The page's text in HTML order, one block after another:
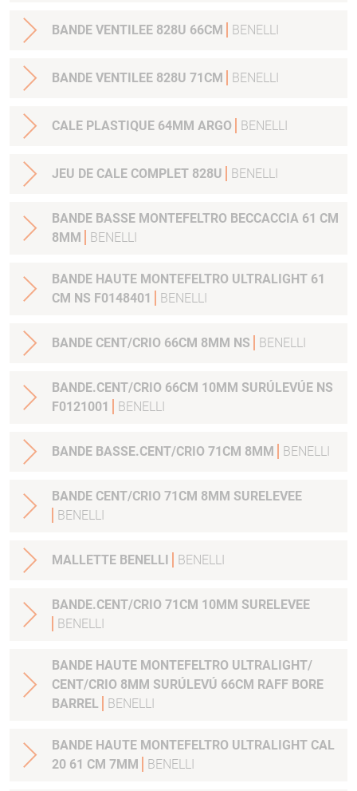
BANDE VENTILEE 828U 66CM BENELLI
BANDE VENTILEE 828U 71CM BENELLI
CALE PLASTIQUE 64MM ARGO BENELLI
JEU DE CALE COMPLET 828U BENELLI
BANDE BASSE MONTEFELTRO BECCACCIA 61 CM
8MM
BENELLI
BANDE HAUTE MONTEFELTRO ULTRALIGHT 61
CM NS F0148401
BENELLI
BANDE CENT/CRIO 66CM 8MM NS BENELLI
BANDE.CENT/CRIO 66CM 10MM SURÚLEVÚE NS
F0121001
BENELLI
BANDE BASSE.CENT/CRIO 71CM 8MM BENELLI
BANDE CENT/CRIO 71CM 8MM SURELEVEE
BENELLI
MALLETTE BENELLI BENELLI
BANDE.CENT/CRIO 71CM 10MM SURELEVEE
BENELLI
BANDE HAUTE MONTEFELTRO ULTRALIGHT/
CENT/CRIO 8MM SURÚLEVÚ 66CM RAFF BORE
BARREL
BENELLI
BANDE HAUTE MONTEFELTRO ULTRALIGHT CAL
20 61 CM 7MM
BENELLI